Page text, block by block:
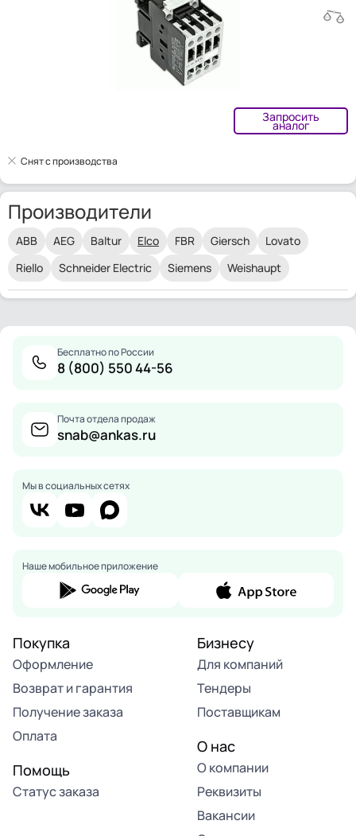
Запросить
аналог
Снят с производства
Производители
ABB AEG Baltur Elco FBR Giersch
Lovato
Riello
Schneider Electric Siemens Weishaupt
Бесплатно по России
8 (800) 550 44-56
Почта отдела продаж
snab@ankas.ru
Мы в социальных сетях
Наше мобильное приложение
Покупка
Оформление
Возврат и гарантия
Получение заказа
Оплата
Помощь
Статус заказа
Бизнесу
Для компаний
Тендеры
Поставщикам
О нас
О компании
Реквизиты
Вакансии